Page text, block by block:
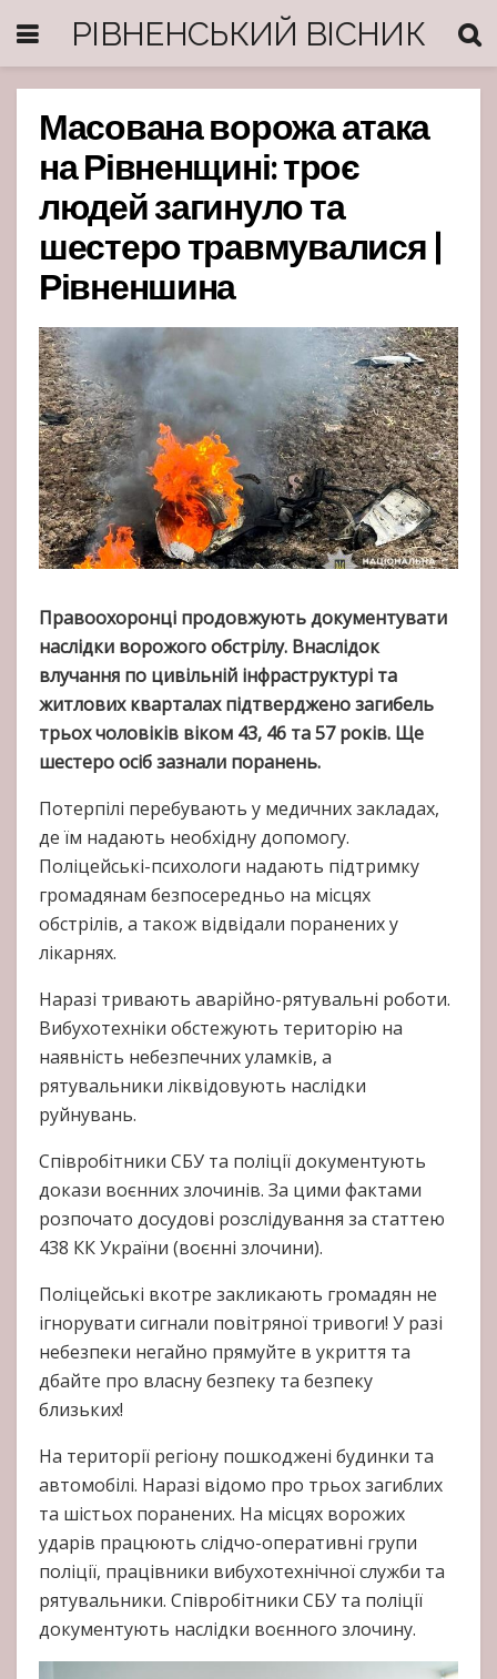
РІВНЕНСЬКИЙ ВІСНИК
Масована ворожа атака
на Рівненщині: троє
людей загинуло та
шестеро травмувалися |
Рівненшина
Правоохоронці продовжують документувати
наслідки ворожого обстрілу. Внаслідок
влучання по цивільній інфраструктурі та
житлових кварталах підтверджено загибель
трьох чоловіків віком 43, 46 та 57 років. Ще
шестеро осіб зазнали поранень.
Потерпілі перебувають у медичних закладах,
де їм надають необхідну допомогу.
Поліцейські-психологи надають підтримку
громадянам безпосередньо на місцях
обстрілів, а також відвідали поранених у
лікарнях.
Наразі тривають аварійно-рятувальні роботи.
Вибухотехніки обстежують територію на
наявність небезпечних уламків, а
рятувальники ліквідовують наслідки
руйнувань.
Співробітники СБУ та поліції документують
докази воєнних злочинів. За цими фактами
розпочато досудові розслідування за статтею
438 КК України (воєнні злочини).
Поліцейські вкотре закликають громадян не
ігнорувати сигнали повітряної тривоги! У разі
небезпеки негайно прямуйте в укриття та
дбайте про власну безпеку та безпеку
близьких!
На території регіону пошкоджені будинки та
автомобілі. Наразі відомо про трьох загиблих
та шістьох поранених. На місцях ворожих
ударів працюють слідчо-оперативні групи
поліції, працівники вибухотехнічної служби та
рятувальники. Співробітники СБУ та поліції
документують наслідки воєнного злочину.